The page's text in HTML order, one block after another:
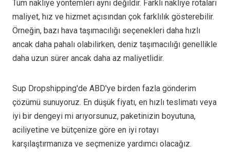
Tüm nakliye yöntemleri aynı değildir. Farklı nakliye rotaları
maliyet, hız ve hizmet açısından çok farklılık gösterebilir.
Örneğin, bazı hava taşımacılığı seçenekleri daha hızlı
ancak daha pahalı olabilirken, deniz taşımacılığı genellikle
daha uzun sürer ancak daha az maliyetlidir.
Sup Dropshipping'de ABD'ye birden fazla gönderim
çözümü sunuyoruz. En düşük fiyatı, en hızlı teslimatı veya
iyi bir dengeyi mi arıyorsunuz, paketinizin boyutuna,
aciliyetine ve bütçenize göre en iyi rotayı
karşılaştırmanıza ve seçmenize yardımcı olacağız.